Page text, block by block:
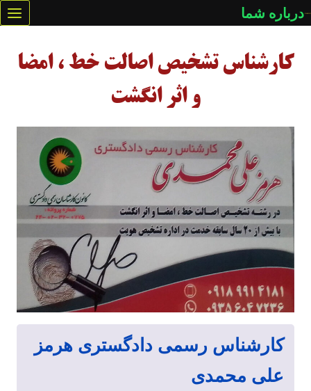
بازگشت
به
درباره شما
کارشناس تشخیص اصالت خط ، امضا
و اثر انگشت
کارشناس رسمی دادگستری هرمز
علی محمدی